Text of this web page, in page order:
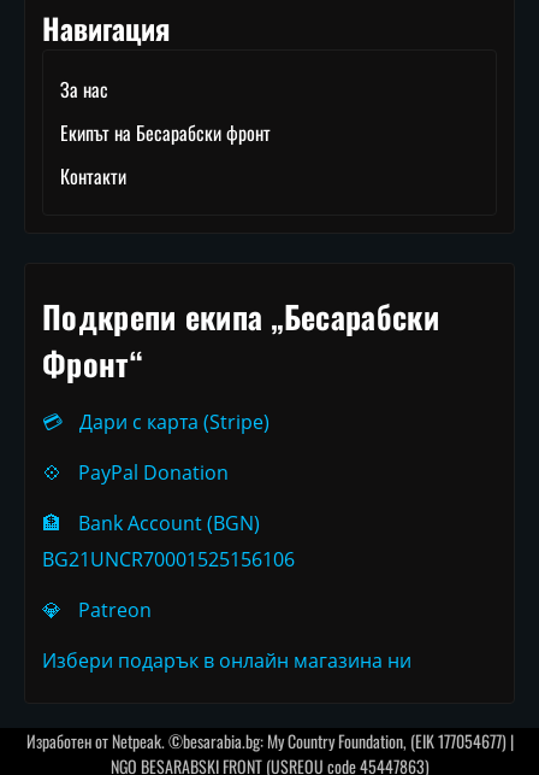
Навигация
За нас
Екипът на Бесарабски фронт
Контакти
Подкрепи екипа „Бесарабски
Фронт“
💳
Дари с карта (Stripe)
💠
PayPal Donation
🏦
Bank Account (BGN)
BG21UNCR70001525156106
💎
Patreon
Избери подарък в онлайн магазина ни
Изработен отNetpeak. ©besarabia.bg: My Country Foundation, (EIK 177054677) |
NGO BESARABSKI FRONT (USREOU code 45447863)